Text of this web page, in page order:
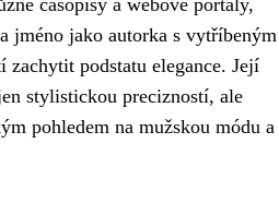
časopisy a webové portály,
jméno jako autorka s vytříbeným
zachytit podstatu elegance. Její
stylistickou precizností, ale
pohledem na mužskou módu a